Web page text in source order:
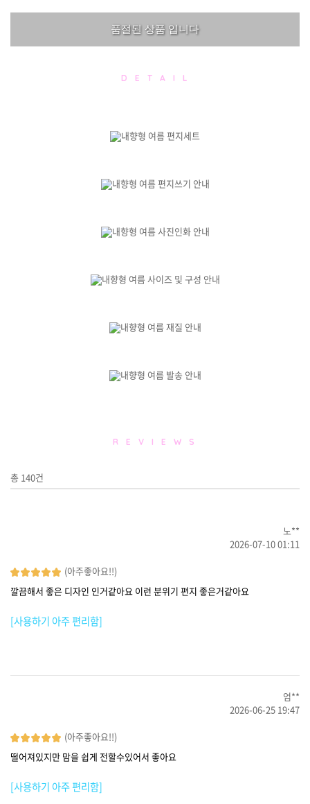
품절된 상품 입니다
D E T A I L
R E V I E W S
총 140건
노**
2026-07-10 01:11
(아주좋아요!!)
깔끔해서 좋은 디자인 인거같아요 이런 분위기 편지 좋은거같아요
[사용하기 아주 편리함]
엄**
2026-06-25 19:47
(아주좋아요!!)
떨어져있지만 맘을 쉽게 전할수있어서 좋아요
[사용하기 아주 편리함]